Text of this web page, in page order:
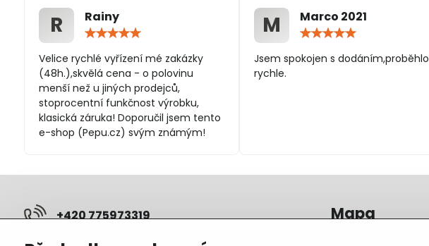
R
Rainy
/
5
Velice rychlé vyřízení mé zakázky
(48h.),skvělá cena - o polovinu
menší než u jiných prodejců,
stoprocentní funkčnost výrobku,
klasická záruka! Doporučil jsem tento
e-shop (Pepu.cz) svým známým!
M
Marco 2021
/
5
Jsem spokojen s dodáním,proběhlo
rychle.
+420 775973319 Mapa